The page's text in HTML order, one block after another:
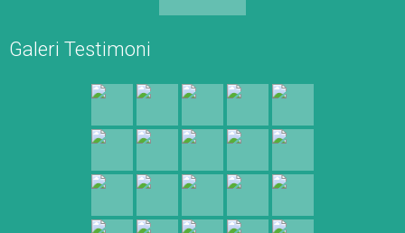
Galeri Testimoni